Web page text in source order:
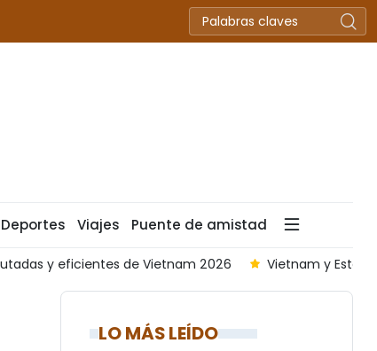
Deportes Viajes Puente de amistad
Vietnam 2026 Vietnam y Estados Unidos buscan
LO MÁS LEÍDO